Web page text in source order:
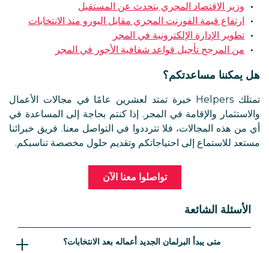
وزير الاقتصاد المجري يتحدث عن المستقبل
ارتفاع قيمة الفورنت المجري مقابل اليورو منذ الانتخابات
تطوير الإدارة الإلكترونية في المجر
من المرجح تأجيل قواعد شفافية الأجور في المجر
هل يمكننا مساعدتكم؟
تمتلك Helpers خبرة تمتد لعشرين عامًا في مجالات الأعمال
والاستثمار والإقامة في المجر. إذا كنتم بحاجة إلى المساعدة في
أي من هذه المجالات، فلا تترددوا في التواصل معنا. فريق خبرائنا
مستعد للاستماع إلى احتياجاتكم وتقديم حلول مخصصة تناسبكم.
تواصلوا معنا الآن
الأسئلة الشائعة
متى يبدأ البرلمان الجديد أعماله بعد الانتخابات؟